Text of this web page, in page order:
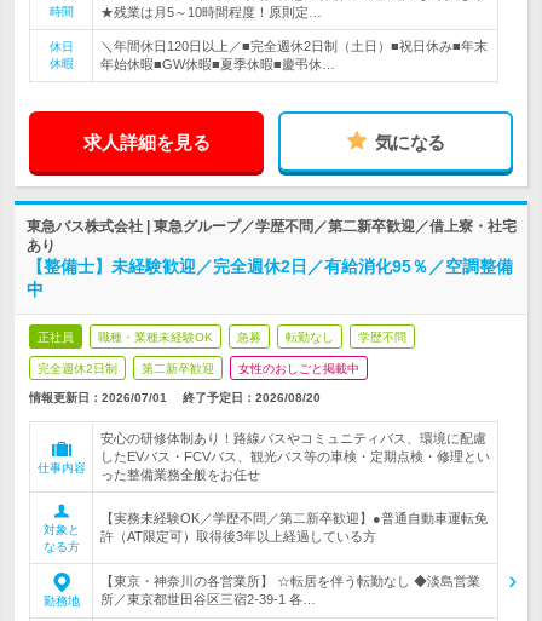
時間
★残業は月5～10時間程度！原則定…
休日
休暇
＼年間休日120日以上／■完全週休2日制（土日）■祝日休み■年末
年始休暇■GW休暇■夏季休暇■慶弔休…
求人詳細を見る 気になる
東急バス株式会社 | 東急グループ／学歴不問／第二新卒歓迎／借上寮・社宅
あり
【整備士】未経験歓迎／完全週休2日／有給消化95％／空調整備
中
正社員 職種・業種未経験OK 急募 転勤なし 学歴不問
完全週休2日制 第二新卒歓迎 女性のおしごと掲載中
情報更新日：2026/07/01 終了予定日： 2026/08/20
仕事内容
安心の研修体制あり！路線バスやコミュニティバス、環境に配慮
したEVバス・FCVバス、観光バス等の車検・定期点検・修理とい
った整備業務全般をお任せ
対象と
なる方
【実務未経験OK／学歴不問／第二新卒歓迎】●普通自動車運転免
許（AT限定可）取得後3年以上経過している方
勤務地
【東京・神奈川の各営業所】 ☆転居を伴う転勤なし ◆淡島営業
所／東京都世田谷区三宿2-39-1 各…